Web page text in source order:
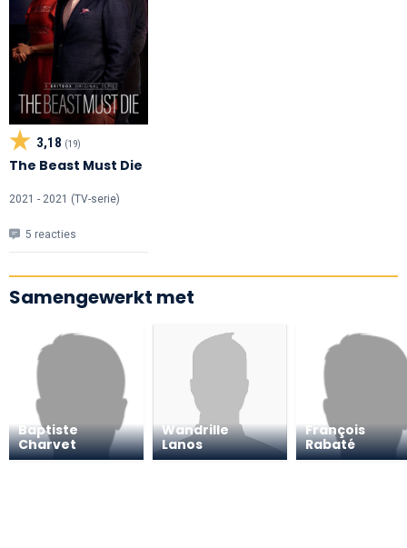
3,18 (19)
The Beast Must Die
2021 - 2021 (TV-serie)
5 reacties
Samengewerkt met
Baptiste
Charvet
Wandrille
Lanos
François
Rabaté